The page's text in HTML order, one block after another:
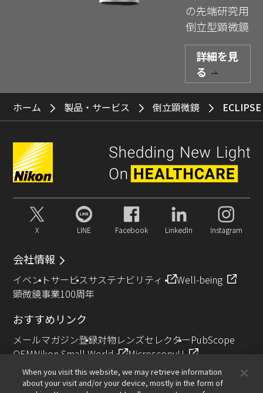
の先端研究用
倒立型顕微鏡
詳細を見
る
ホーム 製品・サービス 倒立顕微鏡
X LINE Facebook LinkedIn Instagram
会社情報
イベントサービスサステナビリティ
Well-being
顕微鏡事業100周年
おすすめリンク
メールマガジン登録対物レンズセレクターPubScope
OEMNikon Small World
MicroscopyU
NIKON JOICO AWARD
When you visit this website, we may retrieve information
about your visit and/or your device, mostly in the form of